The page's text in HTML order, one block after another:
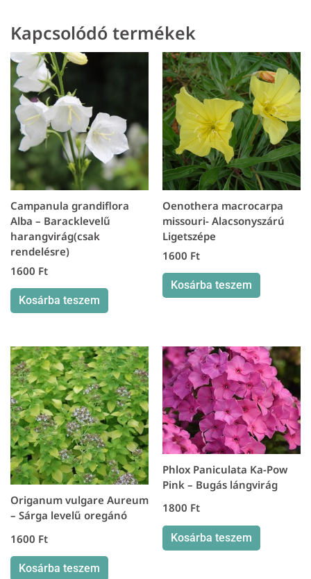
-
Méhbalzsam
mennyiség
Kapcsolódó termékek
Campanula grandiflora
Alba – Baracklevelű
harangvirág(csak
rendelésre)
1600 Ft
Kosárba teszem
Oenothera macrocarpa
missouri- Alacsonyszárú
Ligetszépe
1600 Ft
Kosárba teszem
Origanum vulgare Aureum
– Sárga levelű oregánó
1600 Ft
Kosárba teszem
Phlox Paniculata Ka-Pow
Pink – Bugás lángvirág
1800 Ft
Kosárba teszem